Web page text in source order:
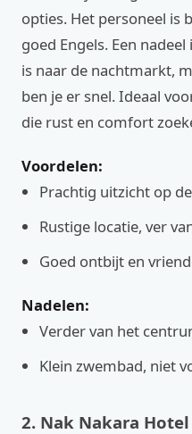
opties. Het personeel is
goed Engels. Een
is naar de nachtmarkt,
ben je er snel. Ideaal
die rust en comfort
Voordelen:
Prachtig uitzicht op
Rustige locatie, ver
Goed ontbijt en
Nadelen:
Verder van het
Klein zwembad, niet
2. Nak Nakara Hotel